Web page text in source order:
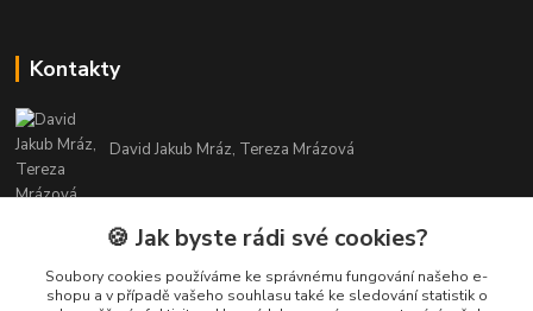
Kontakty
David Jakub Mráz, Tereza Mrázová
info@bylinky-maya.cz
🍪 Jak byste rádi své cookies?
Soubory cookies používáme ke správnému fungování našeho e-
shopu a v případě vašeho souhlasu také ke sledování statistik o